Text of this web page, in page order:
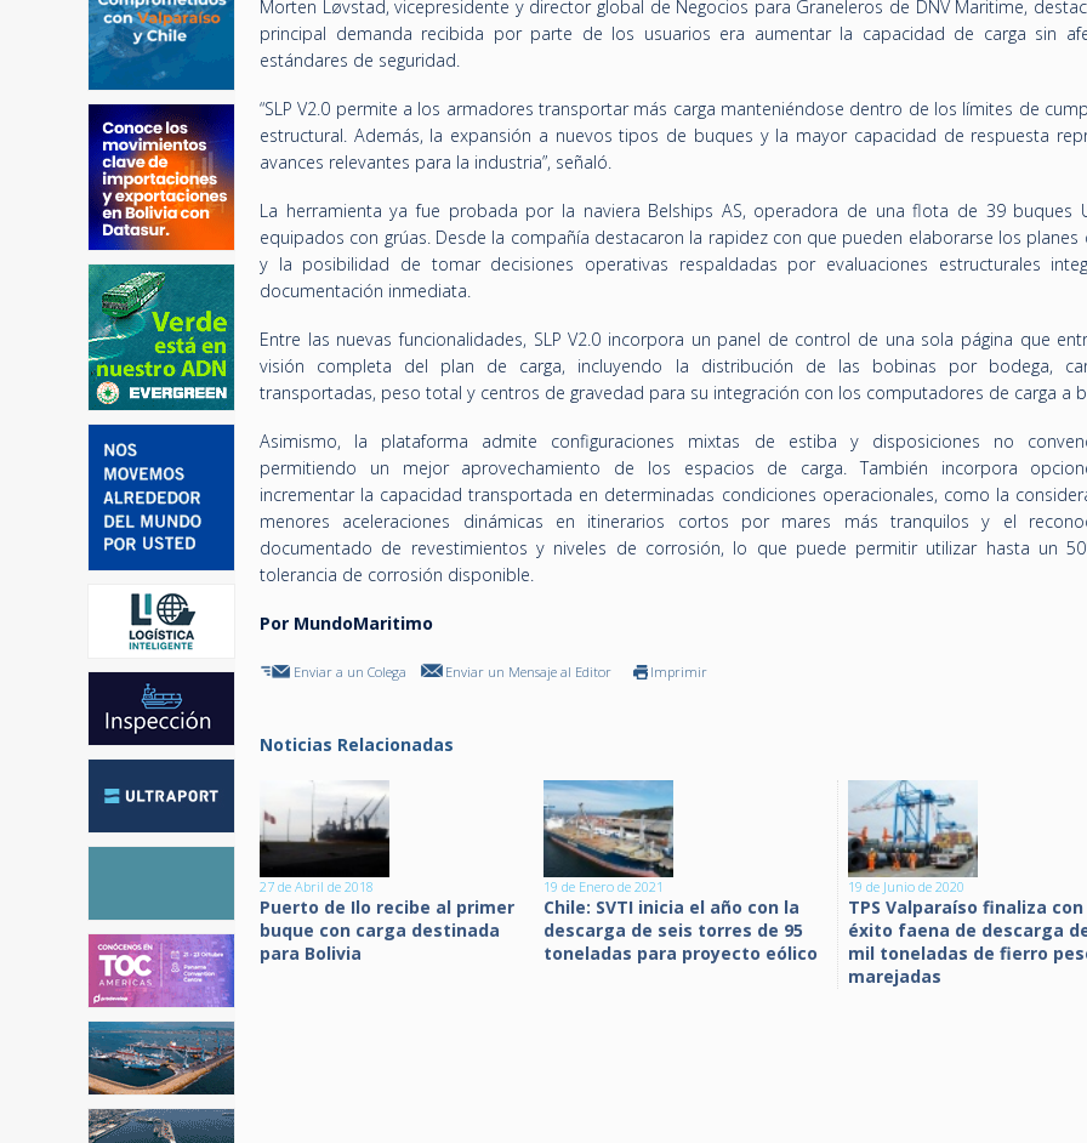
Morten Løvstad, vicepresidente y director global de Negocios para Graneleros de DNV Maritime,
principal demanda recibida por parte de los usuarios era aumentar la capacidad de carga sin
estándares de seguridad.
“SLP V2.0 permite a los armadores transportar más carga manteniéndose dentro de los límites de
estructural. Además, la expansión a nuevos tipos de buques y la mayor capacidad de respuesta
avances relevantes para la industria”, señaló.
La herramienta ya fue probada por la naviera Belships AS, operadora de una flota de 39 buques
equipados con grúas. Desde la compañía destacaron la rapidez con que pueden elaborarse los planes
y la posibilidad de tomar decisiones operativas respaldadas por evaluaciones estructurales
documentación inmediata.
Entre las nuevas funcionalidades, SLP V2.0 incorpora un panel de control de una sola página que
visión completa del plan de carga, incluyendo la distribución de las bobinas por bodega,
transportadas, peso total y centros de gravedad para su integración con los computadores de carga a
Asimismo, la plataforma admite configuraciones mixtas de estiba y disposiciones no
permitiendo un mejor aprovechamiento de los espacios de carga. También incorpora
incrementar la capacidad transportada en determinadas condiciones operacionales, como la
menores aceleraciones dinámicas en itinerarios cortos por mares más tranquilos y el
documentado de revestimientos y niveles de corrosión, lo que puede permitir utilizar hasta un
tolerancia de corrosión disponible.
Por MundoMaritimo
Enviar a un Colega Enviar un Mensaje al Editor Imprimir
Noticias Relacionadas
27 de Abril de 2018
Puerto de Ilo recibe al primer
buque con carga destinada
para Bolivia
19 de Enero de 2021
Chile: SVTI inicia el año con la
descarga de seis torres de 95
toneladas para proyecto eólico
19 de Junio de 2020
TPS Valparaíso finaliza con
éxito faena de descarga
mil toneladas de fierro
marejadas